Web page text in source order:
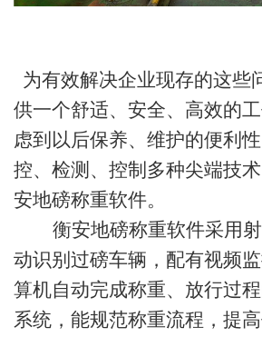
为有效解决企业现存的这些
供一个舒适、安全、高效的
虑到以后保养、维护的便利
控、检测、控制多种尖端技
安地磅称重软件。
衡安地磅称重软件采用
动识别过磅车辆，配有视频
算机自动完成称重、放行过
系统，能规范称重流程，提